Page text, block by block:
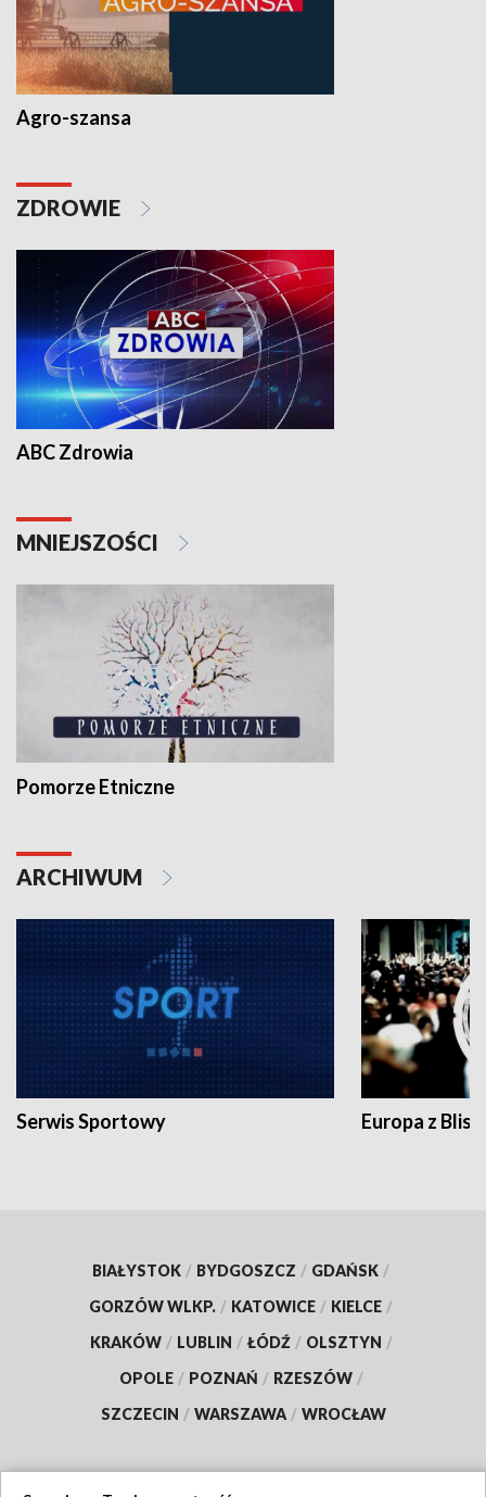
Agro-szansa
ZDROWIE
ABC Zdrowia
MNIEJSZOŚCI
Pomorze Etniczne
ARCHIWUM
Serwis Sportowy Europa z
BIAŁYSTOK / BYDGOSZCZ / GDAŃSK /
GORZÓW WLKP. / KATOWICE / KIELCE /
KRAKÓW / LUBLIN / ŁÓDŹ / OLSZTYN /
OPOLE / POZNAŃ / RZESZÓW /
SZCZECIN / WARSZAWA / WROCŁAW